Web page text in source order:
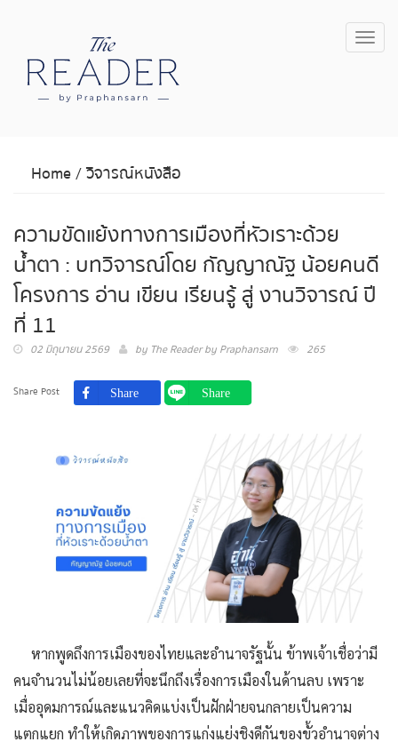
Home/วิจารณ์หนังสือ
ความขัดแย้งทางการเมืองที่หัวเราะด้วย
น้ำตา : บทวิจารณ์โดย กัญญาณัฐ น้อยคนดี
โครงการ อ่าน เขียน เรียนรู้ สู่ งานวิจารณ์ ปี
ที่ 11
02 มิถุนายน 2569 by The Reader by Praphansarn 265
Share Post
หากพูดถึงการเมืองของไทยและอำนาจรัฐนั้น ข้าพเจ้าเชื่อว่ามี
คนจำนวนไม่น้อยเลยที่จะนึกถึงเรื่องการเมืองในด้านลบ เพราะ
เมื่ออุดมการณ์และแนวคิดแบ่งเป็นฝักฝ่ายจนกลายเป็นความ
แตกแยก ทำให้เกิดภาพของการแก่งแย่งชิงดีกันของขั้วอำนาจต่าง